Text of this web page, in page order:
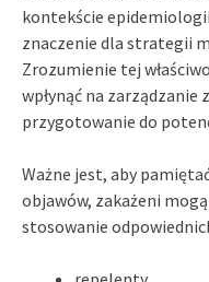
kontekście
znaczenie dla strategii
Zrozumienie tej
wpłynąć na
przygotowanie do
Ważne jest, aby
objawów, zakażeni
stosowanie